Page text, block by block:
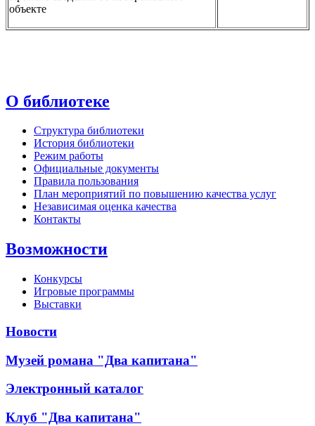
объекте
О библиотеке
Структура библиотеки
История библиотеки
Режим работы
Официальные документы
Правила пользования
План мероприятий по повышению качества услуг
Независимая оценка качества
Контакты
Возможности
Конкурсы
Игровые программы
Выставки
Новости
Музей романа "Два капитана"
Электронный каталог
Клуб "Два капитана"